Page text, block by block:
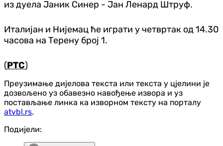
из дуела Јаник Синер - Јан Ленард Штруф.
Италијан и Нијемац ће играти у четвртак од 14.30
часова на Терену број 1.
(РТС)
Преузимање дијелова текста или текста у цјелини је
дозвољено уз обавезно навођење извора и уз
постављање линка ка изворном тексту на порталу
atvbl.rs.
Подијели: